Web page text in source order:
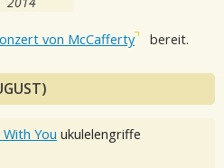
von McCafferty bereit.
You ukulelengriffe